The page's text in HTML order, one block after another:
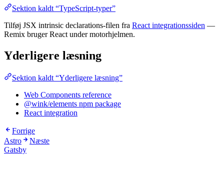
Sektion kaldt “TypeScript-typer”
Tilføj JSX intrinsic declarations-filen fra React integrationssiden —
Remix bruger React under motorhjelmen.
Yderligere læsning
Sektion kaldt “Yderligere læsning”
Web Components reference
@wink/elements npm package
React integration
Forrige
Astro
Næste
Gatsby